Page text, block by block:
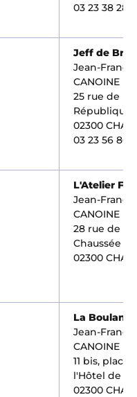
03 23 38 28
Jeff de
Jean-
CANOINE
25 rue de la
République
02300
03 23 56 86
L'Atelier
Jean-
CANOINE
28 rue de la
Chaussée
02300
La
Jean-
CANOINE
11 bis, place
l'Hôtel de
02300